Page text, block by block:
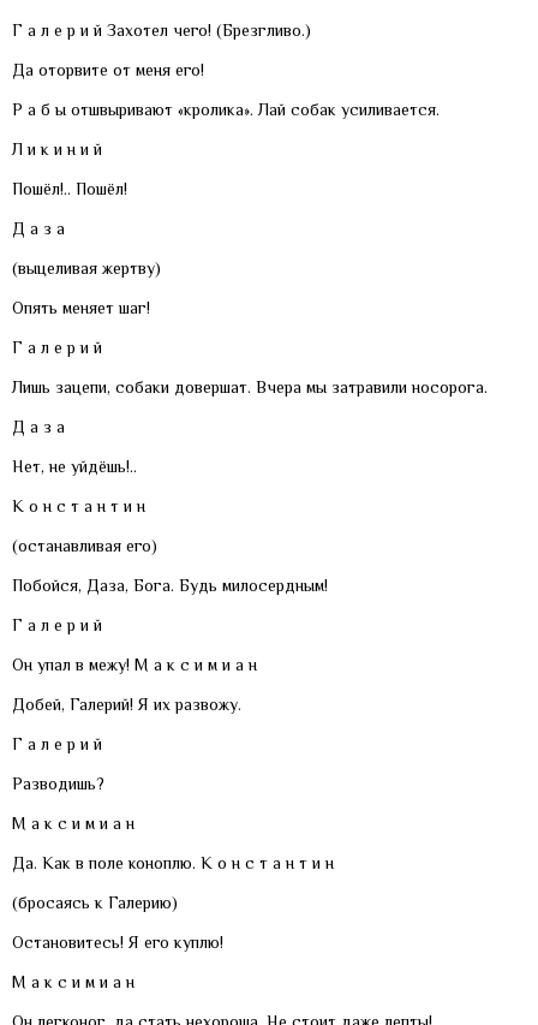
Г а л е р и й Захотел чего! (Брезгливо.)
Да оторвите от меня его!
Р а б ы отшвыривают «кролика». Лай собак усиливается.
Л и к и н и й
Пошёл!.. Пошёл!
Д а з а
(выцеливая жертву)
Опять меняет шаг!
Г а л е р и й
Лишь зацепи, собаки довершат. Вчера мы затравили носорога.
Д а з а
Нет, не уйдёшь!..
К о н с т а н т и н
(останавливая его)
Побойся, Даза, Бога. Будь милосердным!
Г а л е р и й
Он упал в межу! М а к с и м и а н
Добей, Галерий! Я их развожу.
Г а л е р и й
Разводишь?
М а к с и м и а н
Да. Как в поле коноплю. К о н с т а н т и н
(бросаясь к Галерию)
Остановитесь! Я его куплю!
М а к с и м и а н